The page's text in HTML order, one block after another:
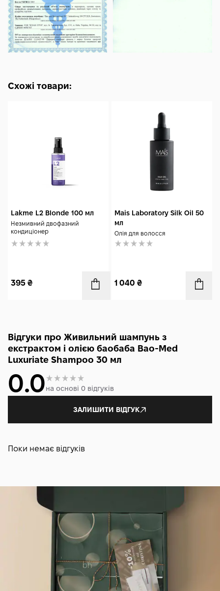
Схожі товари:
Lakme L2 Blonde 100 мл
Незмивний двофазний
кондиціонер
395 ₴
Mais Laboratory Silk Oil 50
мл
Олія для волосся
1 040 ₴
Відгуки про Живильний шампунь з
екстрактом і олією баобаба Bao-Med
Luxuriate Shampoo 30 мл
0.0на основі 0 відгуків
ЗАЛИШИТИ ВІДГУК
Поки немає відгуків